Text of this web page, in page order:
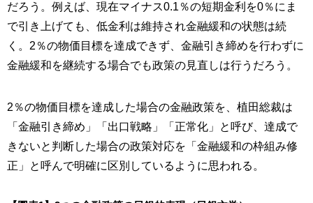
だろう。例えば、現在マイナス0.1％の短期金利を0％にま
で引き上げても、低金利は維持され金融緩和の状態は続
く。2％の物価目標を達成できず、金融引き締めを行わずに
金融緩和を継続する場合でも政策の見直しは行うだろう。
2％の物価目標を達成した場合の金融政策を、植田総裁は
「金融引き締め」「出口戦略」「正常化」と呼び、達成で
きないと判断した場合の政策対応を「金融緩和の枠組み修
正」と呼んで明確に区別しているように思われる。